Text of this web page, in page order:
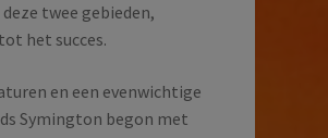
twee gebieden,
het succes.
en een evenwichtige
Symington begon met